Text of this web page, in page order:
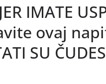
IMATE
ovaj
SU